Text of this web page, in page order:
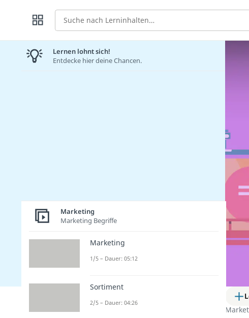
Suche
Lernen lohnt sich!
Entdecke hier deine Chancen.
Marketing
Marketing Begriffe
Marketing
1/5 – Dauer: 05:12
Sortiment
2/5 – Dauer: 04:26